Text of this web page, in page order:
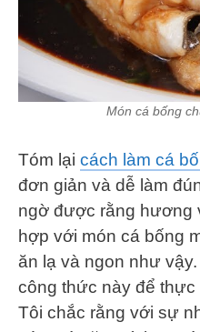
Món cá bống
Tóm lại cách làm cá
đơn giản và dễ làm
ngờ được rằng hương
hợp với món cá bống
ăn lạ và ngon như
công thức này để
Tôi chắc rằng với sự